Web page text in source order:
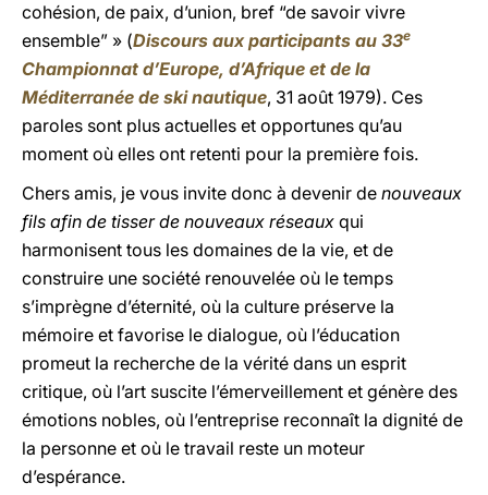
cohésion, de paix, d’union, bref “de savoir vivre
ensemble” » (Discours aux participants au 33e
Championnat d’Europe, d’Afrique et de la
Méditerranée de ski nautique, 31 août 1979). Ces
paroles sont plus actuelles et opportunes qu’au
moment où elles ont retenti pour la première fois.
Chers amis, je vous invite donc à devenir de nouveaux
fils afin de tisser de nouveaux réseaux qui
harmonisent tous les domaines de la vie, et de
construire une société renouvelée où le temps
s’imprègne d’éternité, où la culture préserve la
mémoire et favorise le dialogue, où l’éducation
promeut la recherche de la vérité dans un esprit
critique, où l’art suscite l’émerveillement et génère des
émotions nobles, où l’entreprise reconnaît la dignité de
la personne et où le travail reste un moteur
d’espérance.